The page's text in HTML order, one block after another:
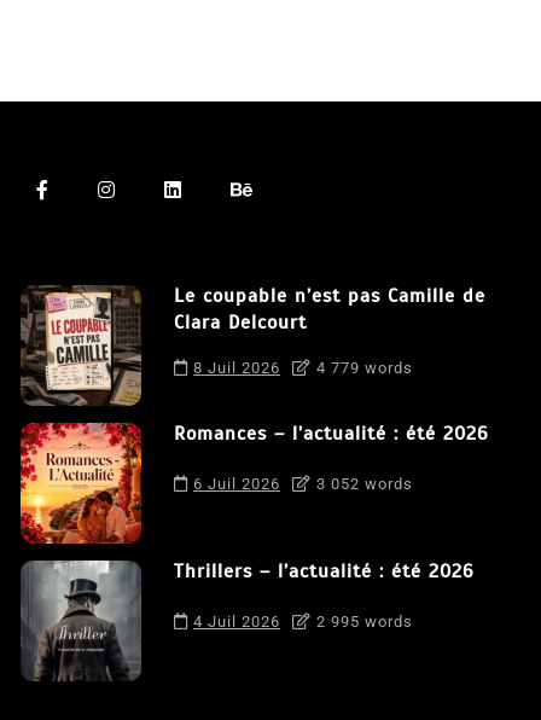
Le coupable n’est pas Camille de
Clara Delcourt
8 Juil 2026 4 779 words
Romances – l’actualité : été 2026
6 Juil 2026 3 052 words
Thrillers – l’actualité : été 2026
4 Juil 2026 2 995 words